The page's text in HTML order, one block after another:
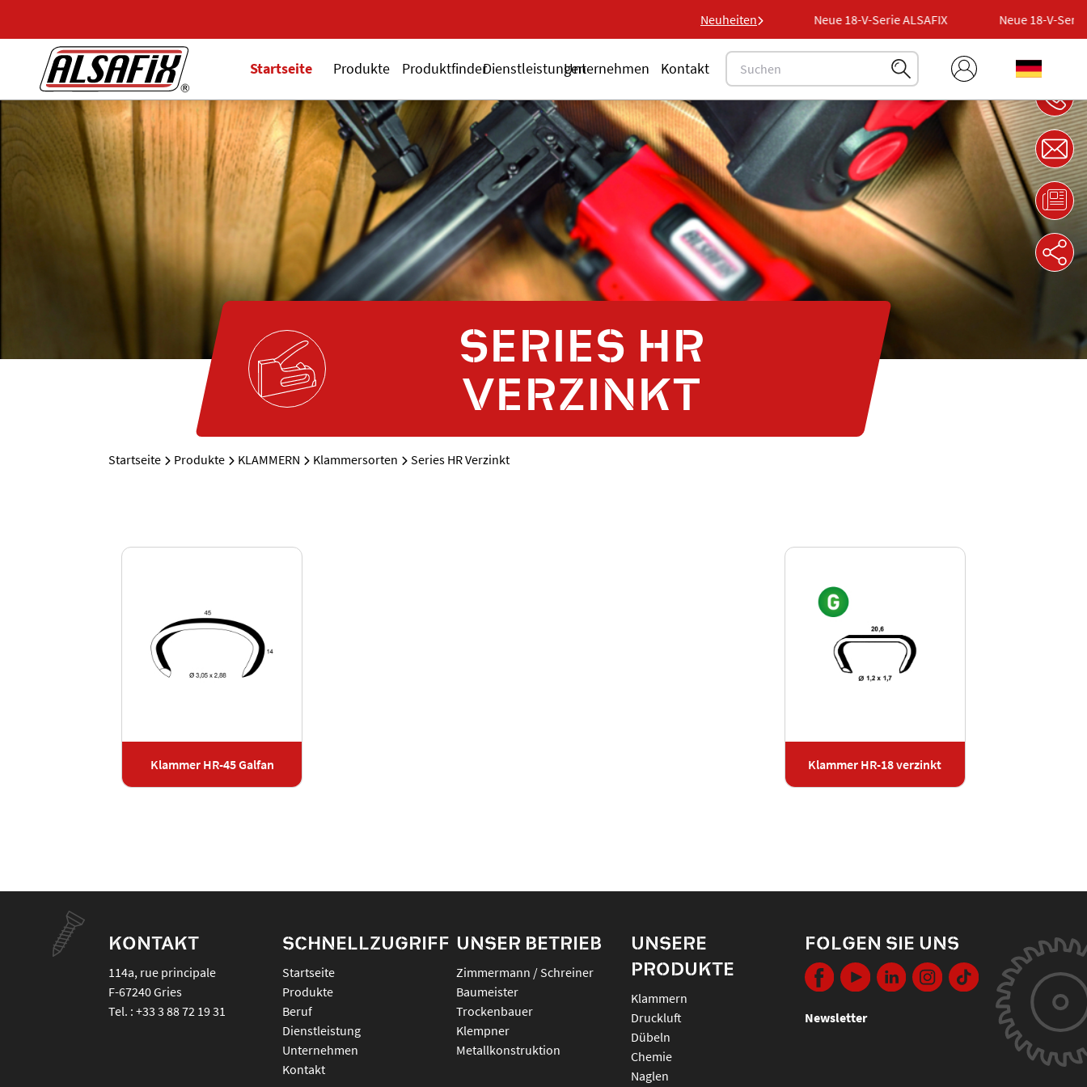
Neuheiten
Neue 18-V-Serie ALSAFIX Neue 18-V-Serie ALSAFIX Neue 18-V-Serie
Startseite Produkte ProduktfinderDienstleistungenUnternehmen Kontakt
SERIES HR
VERZINKT
Startseite Produkte KLAMMERN Klammersorten Series HR Verzinkt
Klammer HR-45 Galfan Klammer HR-18 verzinkt
KONTAKT
114a, rue principale
F-67240Gries
Tel. :+33 3 88 72 19 31
SCHNELLZUGRIFF
Startseite
Produkte
Beruf
Dienstleistung
Unternehmen
Kontakt
UNSER BETRIEB
Zimmermann / Schreiner
Baumeister
Trockenbauer
Klempner
Metallkonstruktion
UNSERE
PRODUKTE
klammern
druckluft
dübeln
chemie
naglen
FOLGEN SIE UNS
Newsletter